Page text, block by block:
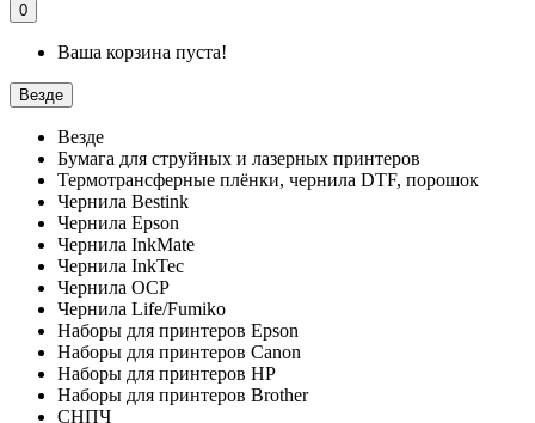
0
Ваша корзина пуста!
Везде
Везде
Бумага для струйных и лазерных принтеров
Термотрансферные плёнки, чернила DTF, порошок
Чернила Bestink
Чернила Epson
Чернила InkMate
Чернила InkTec
Чернила OCP
Чернила Life/Fumiko
Наборы для принтеров Epson
Наборы для принтеров Canon
Наборы для принтеров HP
Наборы для принтеров Brother
СНПЧ